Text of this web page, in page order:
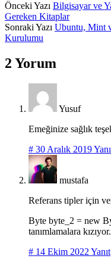
Önceki Yazı Bilgisayar ve
Gereken Kitaplar
Sonraki Yazı Ubuntu, Mint
Kurulumu
2 Yorum
Yusuf
Emeğinize sağlık
# 30 Aralık 2019
mustafa
Referans tipler için
Byte byte_2 = new
tanımlamalara kızıyor.
# 14 Ekim 2022 Yanıt